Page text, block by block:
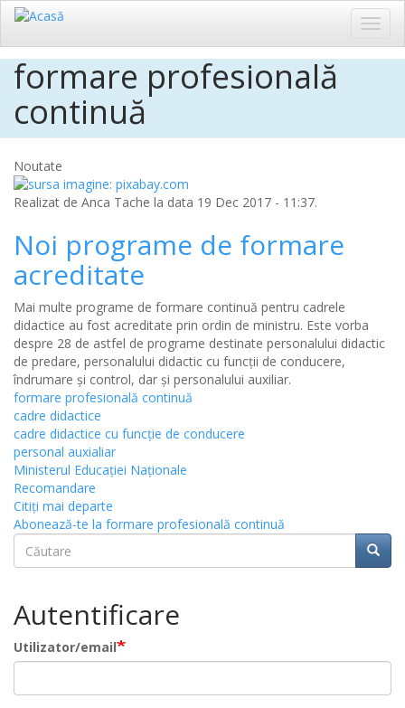
Sari
conținutul
principal
formare profesională
continuă
Noutate
Realizat de Anca Tache la data 19 Dec 2017 - 11:37.
Noi programe de formare
acreditate
Mai multe programe de formare continuă pentru cadrele
didactice au fost acreditate prin ordin de ministru. Este vorba
despre 28 de astfel de programe destinate personalului didactic
de predare, personalului didactic cu funcții de conducere,
îndrumare și control, dar și personalului auxiliar.
formare profesională continuă
cadre didactice
cadre didactice cu funcție de conducere
personal auxialiar
Ministerul Educației Naționale
Recomandare
Citiţi mai departe
Abonează-te la formare profesională continuă
Căutare
Căutare
Autentificare
Utilizator/email